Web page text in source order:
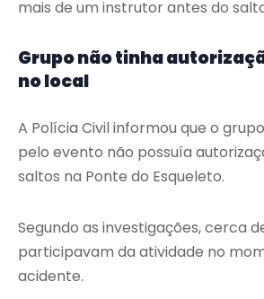
mais de um instrutor antes do
Grupo não tinha
no local
A Polícia Civil informou que o
pelo evento não possuía
saltos na Ponte do Esqueleto.
Segundo as investigações, cerca
participavam da atividade no
acidente.